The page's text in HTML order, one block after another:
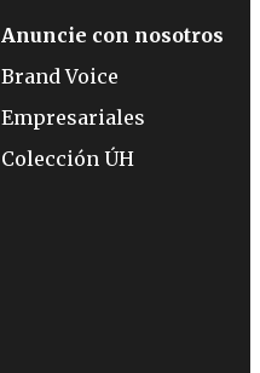
Anuncie con nosotros
Brand Voice
Empresariales
Colección ÚH